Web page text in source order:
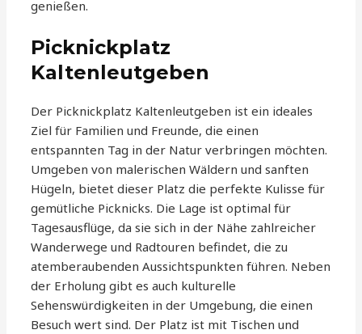
genießen.
Picknickplatz
Kaltenleutgeben
Der Picknickplatz Kaltenleutgeben ist ein ideales
Ziel für Familien und Freunde, die einen
entspannten Tag in der Natur verbringen möchten.
Umgeben von malerischen Wäldern und sanften
Hügeln, bietet dieser Platz die perfekte Kulisse für
gemütliche Picknicks. Die Lage ist optimal für
Tagesausflüge, da sie sich in der Nähe zahlreicher
Wanderwege und Radtouren befindet, die zu
atemberaubenden Aussichtspunkten führen. Neben
der Erholung gibt es auch kulturelle
Sehenswürdigkeiten in der Umgebung, die einen
Besuch wert sind. Der Platz ist mit Tischen und